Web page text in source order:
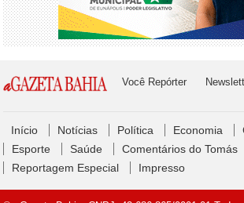
Você Repórter
Início Notícias Política Economia
Esporte
Saúde
Comentários do Tomás
Reportagem Especial
Impresso